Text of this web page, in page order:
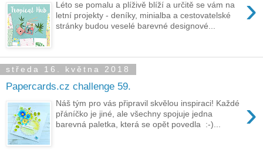
›
Léto se pomalu a plíživě blíží a určitě se vám na
letní projekty - deníky, minialba a cestovatelské
stránky budou veselé barevné designové...
středa 16. května 2018
Papercards.cz challenge 59.
›
Náš tým pro vás připravil skvělou inspiraci! Každé
přáníčko je jiné, ale všechny spojuje jedna
barevná paletka, která se opět povedla :-)...